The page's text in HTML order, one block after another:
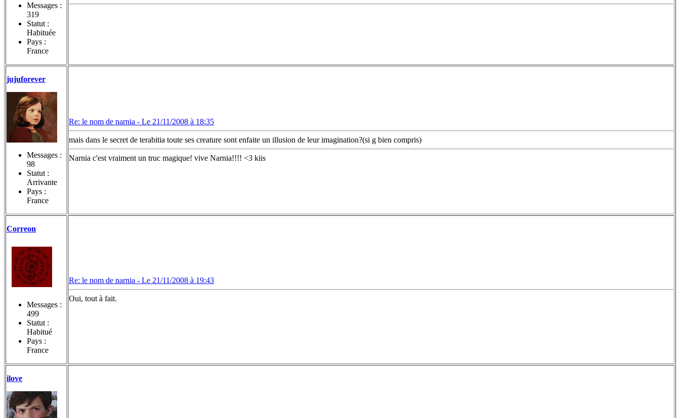
Messages :
319
Statut :
Habituée
Pays :
France
jujuforever
Messages :
98
Statut :
Arrivante
Pays :
France
Re: le nom de narnia - Le 21/11/2008 à 18:35
mais dans le secret de terabitia toute ses creature sont enfaite un illusion de leur imagination?(si g bien compris)
Narnia c'est vraiment un truc magique! vive Narnia!!!! <3 kiis
Correon
Messages :
499
Statut :
Habitué
Pays :
France
Re: le nom de narnia - Le 21/11/2008 à 19:43
Oui, tout à fait.
ilove